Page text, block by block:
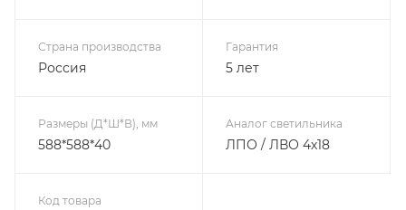
Страна производства
Россия
Гарантия
5 лет
Размеры (Д*Ш*В), мм
588*588*40
Аналог светильника
ЛПО / ЛВО 4х18
Код товара